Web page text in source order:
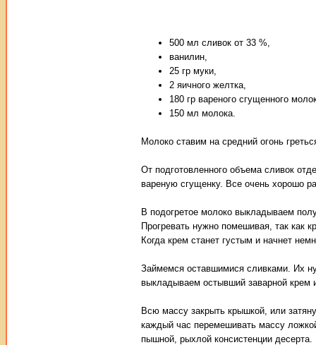
500 мл сливок от 33 %,
ванилин,
25 гр муки,
2 яичного желтка,
180 гр вареного сгущенного
150 мл молока.
Молоко ставим на средний огонь
От подготовленного объема сливок
вареную сгущенку. Все очень хорошо
В подогретое молоко выкладываем
Прогревать нужно помешивая, так как
Когда крем станет густым и начнет
Займемся оставшимися сливками. Их
выкладываем остывший заварной
Всю массу закрыть крышкой, или
каждый час перемешивать массу
пышной, рыхлой консистенции десерта.